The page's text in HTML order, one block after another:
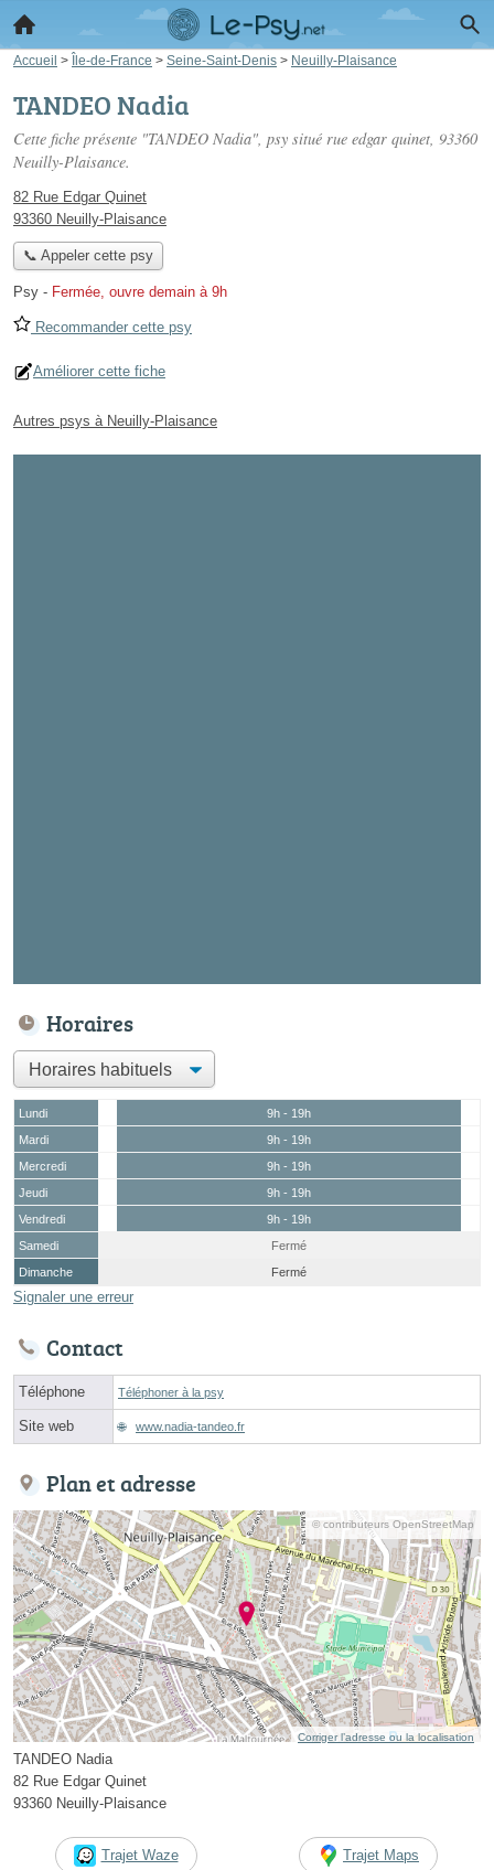
Accueil > Île-de-France > Seine-Saint-Denis > Neuilly-Plaisance
TANDEO Nadia
Cette fiche présente "TANDEO Nadia", psy situé rue edgar quinet, 93360
Neuilly-Plaisance.
82 Rue Edgar Quinet
93360 Neuilly-Plaisance
📞 Appeler cette psy
Psy - Fermée, ouvre demain à 9h
Recommander cette psy
Améliorer cette fiche
Autres psys à Neuilly-Plaisance
Horaires
Lundi
9h - 19h
Mardi
9h - 19h
Mercredi
9h - 19h
Jeudi
9h - 19h
Vendredi
9h - 19h
Samedi
Fermé
Dimanche
Fermé
Signaler une erreur
Contact
Téléphone Téléphoner à la psy
Site web www.nadia-tandeo.fr
Plan et adresse
© contributeurs OpenStreetMap
Corriger l’adresse ou la localisation
TANDEO Nadia
82 Rue Edgar Quinet
93360 Neuilly-Plaisance
Trajet Waze Trajet Maps